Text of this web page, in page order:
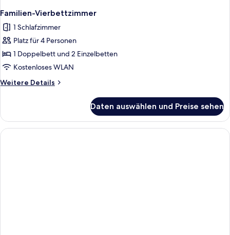
Familien-Vierbettzimmer
1 Schlafzimmer
Platz für 4 Personen
1 Doppelbett und 2 Einzelbetten
Kostenloses WLAN
Weitere Details
Weitere
Vierbettzimmer
Daten auswählen und Preise sehen